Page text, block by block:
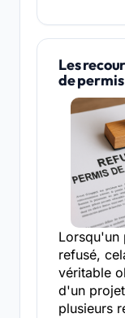
Les
de
Lorsqu'un
refusé,
véritable
d'un
plusieurs